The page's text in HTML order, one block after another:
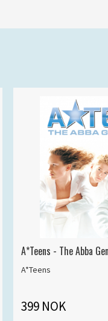
A*Teens - The Abba
A*Teens
399 NOK